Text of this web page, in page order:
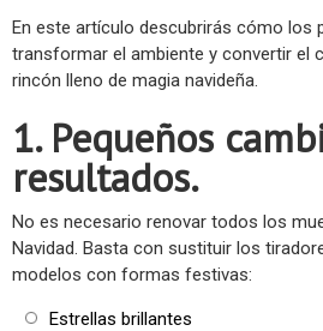
En este artículo descubrirás cómo los
transformar el ambiente y convertir el
rincón lleno de magia navideña.
1. Pequeños
resultados.
No es necesario renovar todos los
Navidad. Basta con sustituir los
modelos con formas festivas:
Estrellas brillantes